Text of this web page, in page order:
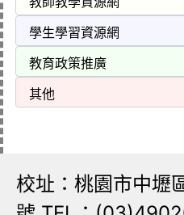
校址：桃園市中壢